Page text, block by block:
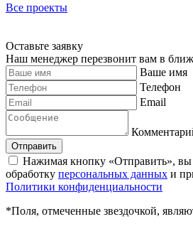
Все проекты
Оставьте заявку
Наш менеджер перезвонит вам в
Ваше имя
Телефон
Email
Отправить
Нажимая кнопку «Отправить», вы
обработку персональных данных и
Политики конфиденциальности
*Поля, отмеченные звездочкой,